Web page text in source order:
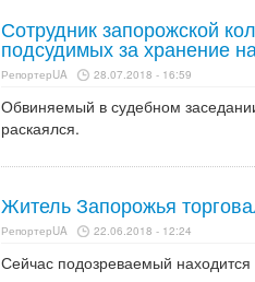
Сотрудник запорожской
подсудимых за хранение
РепортерUA 28.07.2018 - 16:59
Обвиняемый в судебном
раскаялся.
Житель Запорожья
РепортерUA 22.06.2018 - 12:24
Сейчас подозреваемый